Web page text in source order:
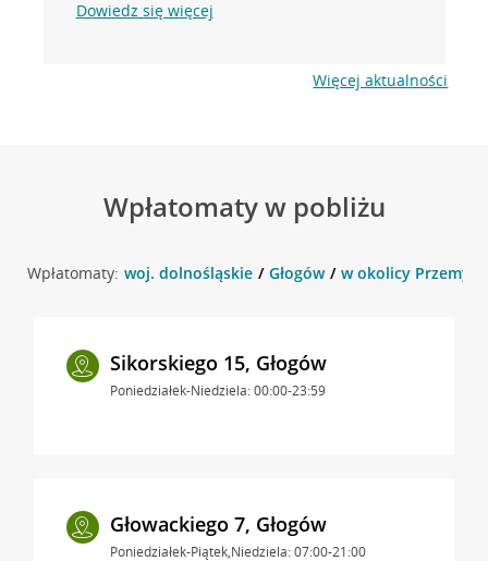
Dowiedz się więcej
Więcej aktualności
Wpłatomaty w pobliżu
Wpłatomaty: woj. dolnośląskie Głogów w okolicy
Sikorskiego 15, Głogów
Poniedziałek-Niedziela: 00:00-23:59
Głowackiego 7, Głogów
Poniedziałek-Piątek,Niedziela: 07:00-21:00